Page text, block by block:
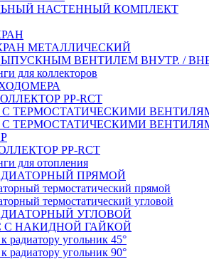
НАСТЕННЫЙ КОМПЛЕКТ
МЕТАЛЛИЧЕСКИЙ
ВЕНТИЛЕМ ВНУТР. /
для коллекторов
PP-RCT
С ТЕРМОСТАТИЧЕСКИМИ
С ТЕРМОСТАТИЧЕСКИМИ
PP-RCT
для отопления
ПРЯМОЙ
термостатический прямой
термостатический угловой
УГЛОВОЙ
С НАКИДНОЙ ГАЙКОЙ
радиатору угольник 45°
радиатору угольник 90°